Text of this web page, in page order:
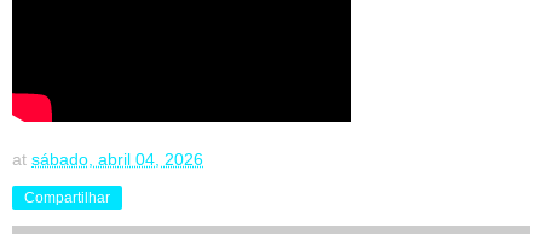
at sábado, abril 04, 2026
Compartilhar